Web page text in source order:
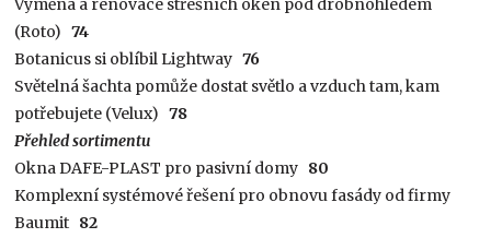
(Roto)74
Botanicus si oblíbil Lightway76
Světelná šachta pomůže dostat světlo a vzduch tam, kam
potřebujete (Velux)78
Přehled sortimentu
Okna DAFE-PLAST pro pasivní domy 80
Komplexní systémové řešení pro obnovu fasády od firmy
Baumit 82